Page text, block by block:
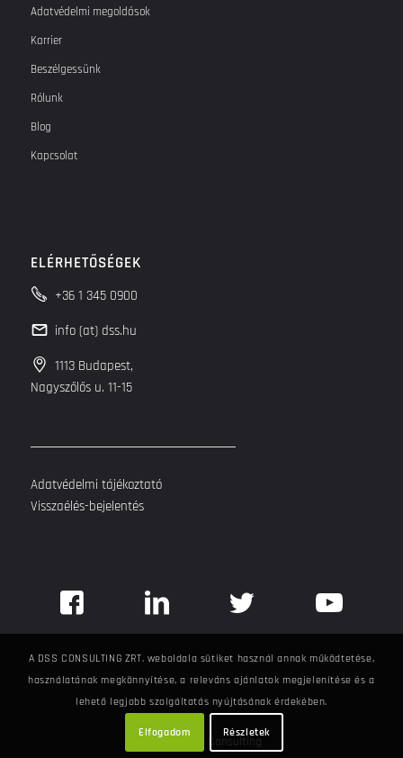
Adatvédelmi megoldások
Karrier
Beszélgessünk
Rólunk
Blog
Kapcsolat
ELÉRHETŐSÉGEK
+36 1 345 0900
info (at) dss.hu
1113 Budapest,
Nagyszőlős u. 11-15
Adatvédelmi tájékoztató
Visszaélés-bejelentés
2026 DSS Consulting
A DSS CONSULTING ZRT. weboldala sütiket használ annak működtetése,
használatának megkönnyítése, a releváns ajánlatok megjelenítése és a
lehető legjobb szolgáltatás nyújtásának érdekében.
Elfogadom Részletek